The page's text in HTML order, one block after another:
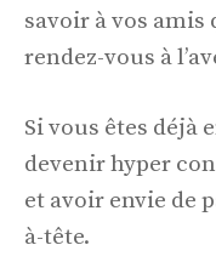
savoir à vos amis
rendez-vous à
Si vous êtes déjà
devenir hyper
et avoir envie de
à-tête.